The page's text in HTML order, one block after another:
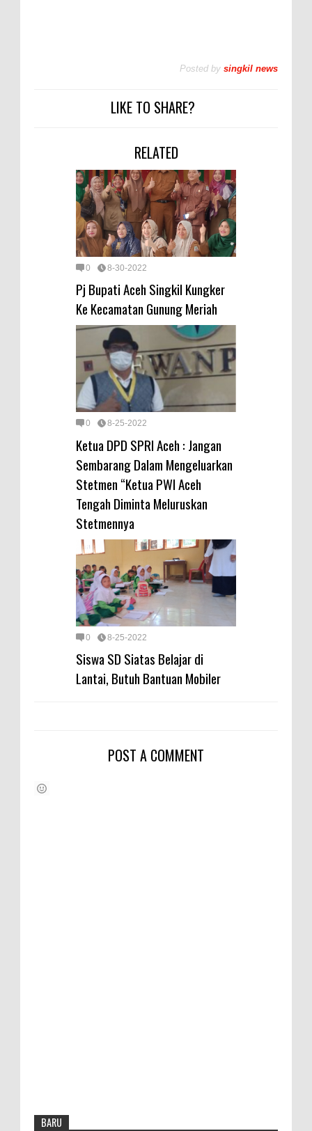
Posted by singkil news
LIKE TO SHARE?
RELATED
0 8-30-2022
Pj Bupati Aceh Singkil Kungker
Ke Kecamatan Gunung Meriah
0 8-25-2022
Ketua DPD SPRI Aceh : Jangan
Sembarang Dalam Mengeluarkan
Stetmen “Ketua PWI Aceh
Tengah Diminta Meluruskan
Stetmennya
0 8-25-2022
Siswa SD Siatas Belajar di
Lantai, Butuh Bantuan Mobiler
POST A COMMENT
BARU